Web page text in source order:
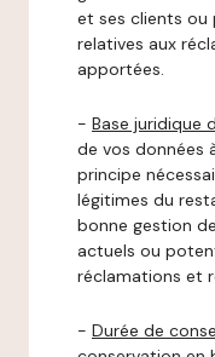
et ses clients ou
relatives aux
apportées.
- Base juridique
de vos données
principe
légitimes du
bonne gestion
actuels ou
réclamations et
- Durée de